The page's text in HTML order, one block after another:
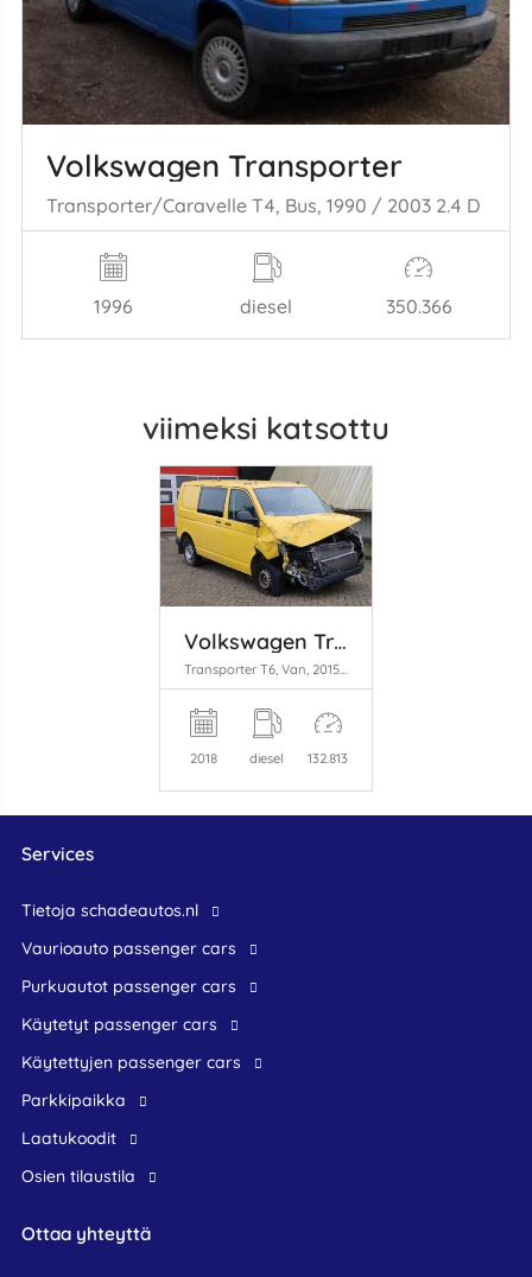
Volkswagen Transporter
Transporter/Caravelle T4, Bus, 1990 / 2003 2.4 D
1996 diesel 350.366
viimeksi katsottu
Volkswagen Transporter
2018 diesel 132.813
Services
Tietoja schadeautos.nl
Vaurioauto passenger cars
Purkuautot passenger cars
Käytetyt passenger cars
Käytettyjen passenger cars
Parkkipaikka
Laatukoodit
Osien tilaustila
Ottaa yhteyttä